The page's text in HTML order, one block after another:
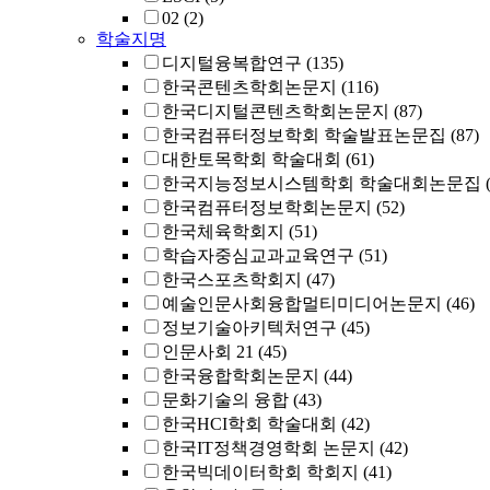
02 (2)
학술지명
디지털융복합연구 (135)
한국콘텐츠학회논문지 (116)
한국디지털콘텐츠학회논문지 (87)
한국컴퓨터정보학회 학술발표논문집 (87)
대한토목학회 학술대회 (61)
한국지능정보시스템학회 학술대회논문집
한국컴퓨터정보학회논문지 (52)
한국체육학회지 (51)
학습자중심교과교육연구 (51)
한국스포츠학회지 (47)
예술인문사회융합멀티미디어논문지 (46)
정보기술아키텍처연구 (45)
인문사회 21 (45)
한국융합학회논문지 (44)
문화기술의 융합 (43)
한국HCI학회 학술대회 (42)
한국IT정책경영학회 논문지 (42)
한국빅데이터학회 학회지 (41)